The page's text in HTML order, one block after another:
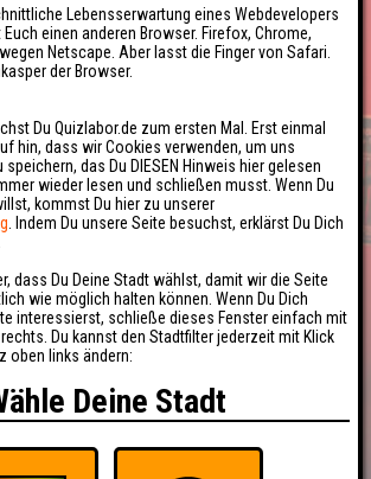
Lebensserwartung eines Webdevelopers
einen anderen Browser. Firefox, Chrome,
Netscape. Aber lasst die Finger von Safari.
der Browser.
Du Quizlabor.de zum ersten Mal. Erst einmal
hin, dass wir Cookies verwenden, um uns
das Du DIESEN Hinweis hier gelesen
wieder lesen und schließen musst. Wenn Du
kommst Du hier zu unserer
. Indem Du unsere Seite besuchst, erklärst Du Dich
dass Du Deine Stadt wählst, damit wir die Seite
wie möglich halten können. Wenn Du Dich
interessierst, schließe dieses Fenster einfach mit
Du kannst den Stadtfilter jederzeit mit Klick
oben links ändern:
Deine Stadt